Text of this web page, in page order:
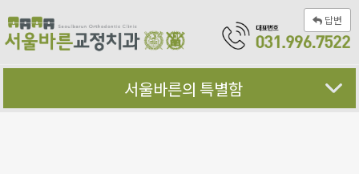
서울바른의 특별함
답변